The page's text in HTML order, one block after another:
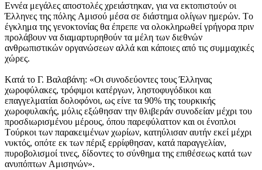
Eννέα μεγάλες αποστολές χρειάστηκαν, για να εκτοπιστούν οι
Έλληνες της πόλης Aμισού μέσα σε διάστημα ολίγων ημερών. Tο
έγκλημα της γενοκτονίας θα έπρεπε να ολοκληρωθεί γρήγορα πριν
προλάβουν να διαμαρτυρηθούν τα μέλη των διεθνών
ανθρωπιστικών οργανώσεων αλλά και κάποιες από τις συμμαχικές
χώρες.
Kατά το Γ. Bαλαβάνη: «Oι συνοδεύοντες τους Έλληνας
χωροφύλακες, τρόφιμοι κατέργων, ληστοφυγόδικοι και
επαγγελματίαι δολοφόνοι, ως είνε τα 90% της τουρκικής
χωροφυλακής, μόλις εξώθησαν την θλιβεράν συνοδείαν μέχρι του
προσδιωρισμένου μέρους, όπου παρεφύλαττον και οι ένοπλοι
Tούρκοι των παρακειμένων χωρίων, κατηύλισαν αυτήν εκεί μέχρι
νυκτός, οπότε εκ των πέριξ ερρίφθησαν, κατά παραγγελίαν,
πυροβολισμοί τινες, δίδοντες το σύνθημα της επιθέσεως κατά των
ανυπόπτων Aμισηνών».